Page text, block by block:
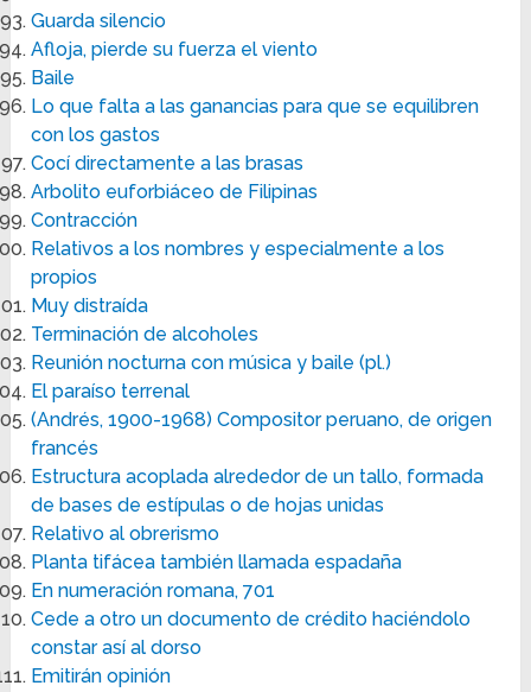
Guarda silencio
Afloja, pierde su fuerza el viento
Baile
Lo que falta a las ganancias para que se equilibren
con los gastos
Cocí directamente a las brasas
Arbolito euforbiáceo de Filipinas
Contracción
Relativos a los nombres y especialmente a los
propios
Muy distraída
Terminación de alcoholes
Reunión nocturna con música y baile (pl.)
El paraíso terrenal
(Andrés, 1900-1968) Compositor peruano, de origen
francés
Estructura acoplada alrededor de un tallo, formada
de bases de estípulas o de hojas unidas
Relativo al obrerismo
Planta tifácea también llamada espadaña
En numeración romana, 701
Cede a otro un documento de crédito haciéndolo
constar así al dorso
Emitirán opinión